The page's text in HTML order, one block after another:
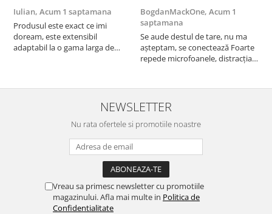
Iulian, Acum 1 saptamana
Produsul este exact ce imi
doream, este extensibil
adaptabil la o gama larga de
spatios, practic. Sunt multumit.
BogdanMackOne, Acum 1
saptamana
Se aude destul de tare, nu ma
așteptam, se conectează Foarte
repede microfoanele, distracția
testul rezistenta!! Merita
NEWSLETTER
Nu rata ofertele si promotiile noastre
Vreau sa primesc newsletter cu promotiile
magazinului. Afla mai multe in Politica de
Confidentialitate